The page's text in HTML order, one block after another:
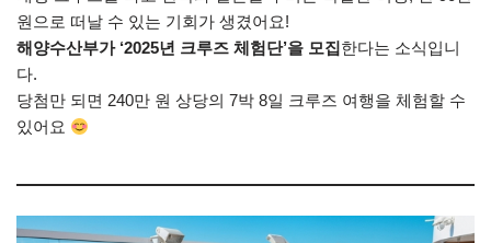
원으로 떠날 수 있는 기회가 생겼어요!
해양수산부가 ‘2025년 크루즈 체험단’을 모집한다는 소식입니
다.
당첨만 되면 240만 원 상당의 7박 8일 크루즈 여행을 체험할 수
있어요